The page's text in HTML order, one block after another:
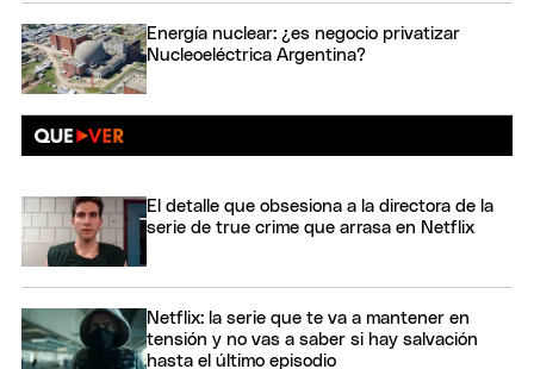
Energía nuclear: ¿es negocio privatizar
Nucleoeléctrica Argentina?
El detalle que obsesiona a la directora de la
serie de true crime que arrasa en Netflix
Netflix: la serie que te va a mantener en
tensión y no vas a saber si hay salvación
hasta el último episodio